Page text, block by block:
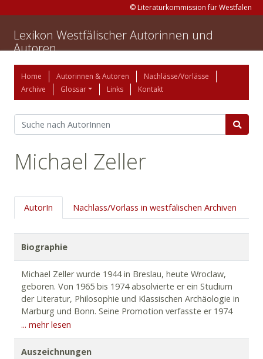
© Literaturkommission für Westfalen
Lexikon Westfälischer Autorinnen und
Autoren
Home Autorinnen & Autoren
Nachlässe/Vorlässe
Archive
Glossar Links Kontakt
Michael Zeller
AutorIn Nachlass/Vorlass in westfälischen Archiven
Biographie
Michael Zeller wurde 1944 in Breslau, heute Wroclaw,
geboren. Von 1965 bis 1974 absolvierte er ein Studium
der Literatur, Philosophie und Klassischen Archäologie in
Marburg und Bonn. Seine Promotion verfasste er 1974
über Thomas Mann. Im Anschluss arbeitete er als
Literaturkritiker für die Frankfurter Allgemeine Zeitung
und als Dozent für Literatur in Erlangen. 1982 schrieb er
... mehr lesen
Auszeichnungen